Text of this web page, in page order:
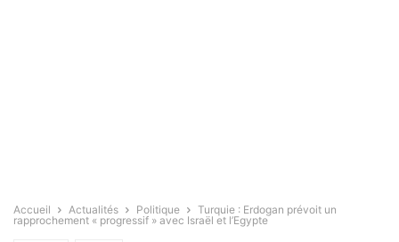
Accueil Actualités Politique
Turquie : Erdogan prévoit un
rapprochement « progressif » avec Israël et l’Egypte